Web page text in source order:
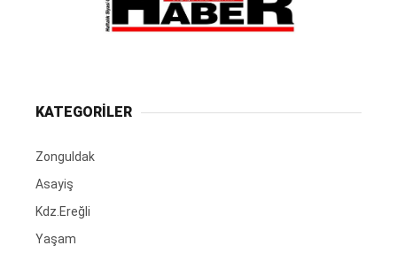
KATEGORİLER
Zonguldak
Asayiş
Kdz.Ereğli
Yaşam